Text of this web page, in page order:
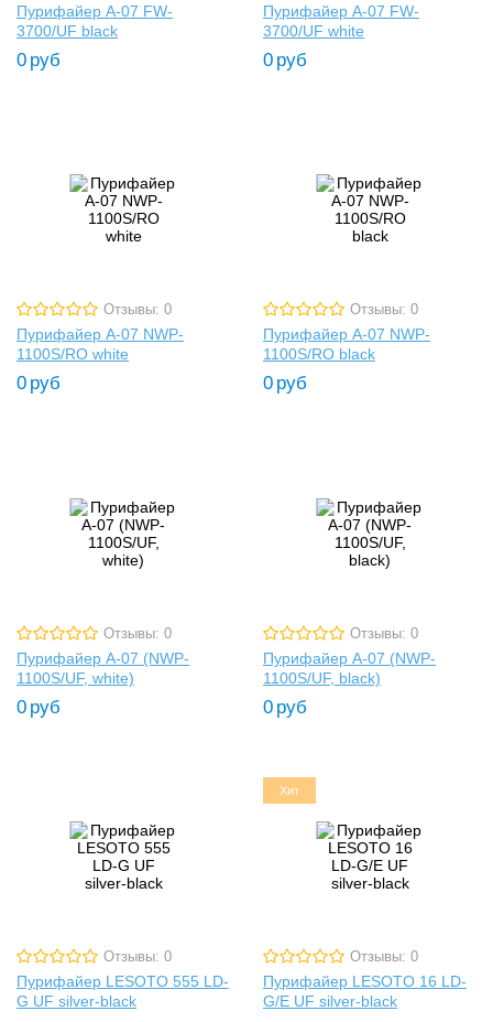
Пурифайер A-07 FW-
3700/UF black
0 руб
Пурифайер A-07 FW-
3700/UF white
0 руб
Отзывы: 0
Пурифайер A-07 NWP-
1100S/RO white
0 руб
Отзывы: 0
Пурифайер A-07 NWP-
1100S/RO black
0 руб
Отзывы: 0
Пурифайер A-07 (NWP-
1100S/UF, white)
0 руб
Отзывы: 0
Пурифайер A-07 (NWP-
1100S/UF, black)
0 руб
Отзывы: 0
Пурифайер LESOTO 555 LD-
G UF silver-black
Хит
Отзывы: 0
Пурифайер LESOTO 16 LD-
G/E UF silver-black